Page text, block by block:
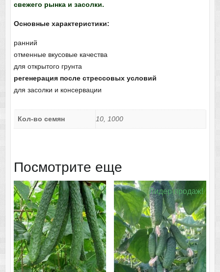
свежего рынка и засолки.
Основные характеристики:
ранний
отменные вкусовые качества
для открытого грунта
регенерация после стрессовых условий
для засолки и консервации
Кол-во семян 10, 1000
Посмотрите еще
Лидер продаж!